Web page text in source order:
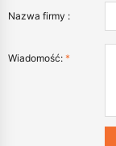
Nazwa firmy :
Wiadomość: *